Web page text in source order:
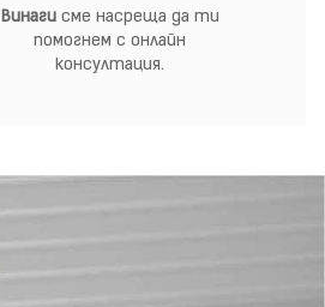
Винагисме насреща да ти
помогнем с онлайн
консултация.